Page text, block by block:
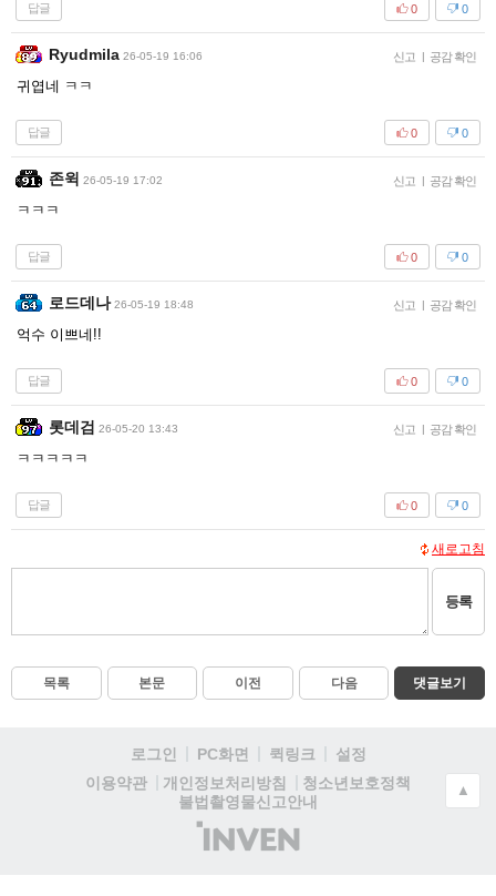
답글 0
0
Ryudmila 26-05-19 16:06 신고 | 공감 확인
귀엽네 ㅋㅋ
답글 0
0
존윅 26-05-19 17:02 신고 | 공감 확인
ㅋㅋㅋ
답글 0
0
로드데나 26-05-19 18:48 신고 | 공감 확인
억수 이쁘네!!
답글 0
0
롯데검 26-05-20 13:43 신고 | 공감 확인
ㅋㅋㅋㅋㅋ
답글 0
0
새로고침
등록
목록 본문 이전 다음 댓글보기
로그인 PC화면 퀵링크
설정
이용약관
개인정보처리방침
청소년보호정책
불법촬영물신고안내
(주)
인
▲